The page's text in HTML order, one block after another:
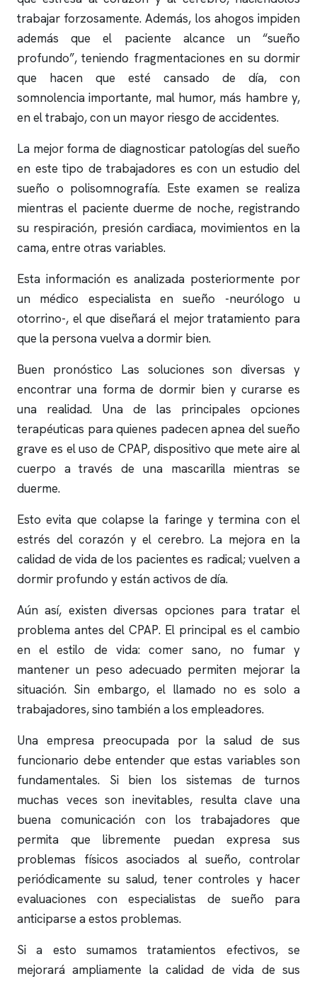
trabajar forzosamente. Además, los ahogos impiden
además que el paciente alcance un “sueño
profundo”, teniendo fragmentaciones en su dormir
que hacen que esté cansado de día, con
somnolencia importante, mal humor, más hambre y,
en el trabajo, con un mayor riesgo de accidentes.
La mejor forma de diagnosticar patologías del sueño
en este tipo de trabajadores es con unestudio del
sueño o polisomnografía. Este examen se realiza
mientras el paciente duerme de noche, registrando
su respiración, presión cardiaca, movimientos en la
cama, entre otras variables.
Esta información es analizada posteriormente por
un médico especialista en sueño -neurólogo u
otorrino-, el que diseñará el mejor tratamiento para
que la persona vuelva a dormir bien.
Buen pronóstico Las soluciones son diversas y
encontrar una forma de dormir bien y curarse es
una realidad. Una de las principales opciones
terapéuticas para quienes padecenapnea del sueño
grave es el uso de CPAP, dispositivo que mete aire al
cuerpo a través de una mascarilla mientras se
duerme.
Esto evita que colapse la faringe y termina con el
estrés del corazón y el cerebro. La mejora en la
calidad de vida de los pacientes es radical; vuelven a
dormir profundo y están activos de día.
Aún así, existen diversas opciones para tratar el
problema antes del CPAP. El principal es el cambio
en el estilo de vida: comer sano, no fumar y
mantener un peso adecuado permiten mejorar la
situación. Sin embargo, el llamado no es solo a
trabajadores, sino también a los empleadores.
Una empresa preocupada por la salud de sus
funcionario debe entender que estas variables son
fundamentales. Si bien los sistemas de turnos
muchas veces son inevitables, resulta clave una
buena comunicación con los trabajadores que
permita que libremente puedan expresa sus
problemas físicos asociados al sueño, controlar
periódicamente su salud, tener controles y hacer
evaluaciones con especialistas de sueño para
anticiparse a estos problemas.
Si a esto sumamos tratamientos efectivos, se
mejorará ampliamente la calidad de vida de sus